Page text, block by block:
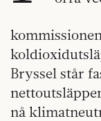
Bryssel står
nå